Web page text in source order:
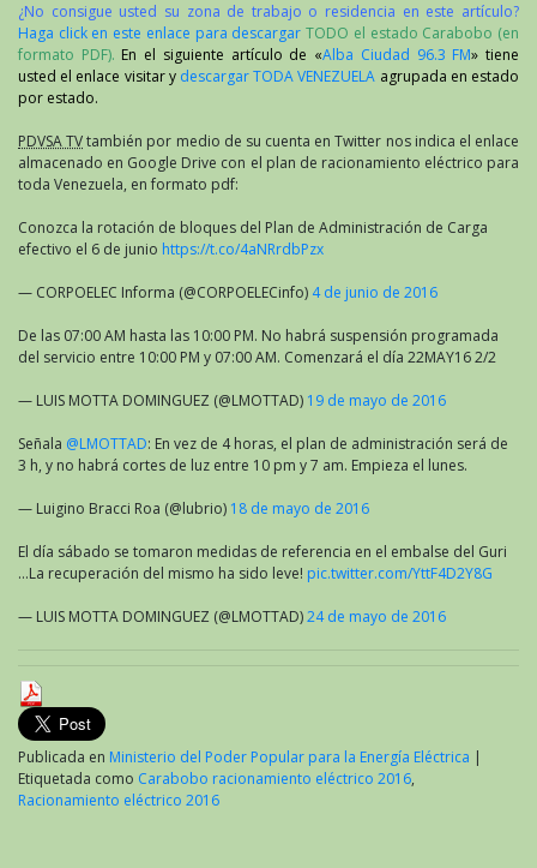
¿No consigue usted su zona de trabajo o residencia en este artículo?
Haga click en este enlace para descargar TODO el estado Carabobo (en
formato PDF). En el siguiente artículo de «Alba Ciudad 96.3 FM» tiene
usted el enlace visitar y descargar TODA VENEZUELA agrupada en estado
por estado.
PDVSA TVtambién por medio de su cuenta en Twitter nos indica el enlace
almacenado en Google Drive con el plan de racionamiento eléctrico para
toda Venezuela, en formato pdf:
Conozca la rotación de bloques del Plan de Administración de Carga
efectivo el 6 de junio https://t.co/4aNRrdbPzx
— CORPOELEC Informa (@CORPOELECinfo) 4 de junio de 2016
De las 07:00 AM hasta las 10:00 PM. No habrá suspensión programada
del servicio entre 10:00 PM y 07:00 AM. Comenzará el día 22MAY16 2/2
— LUIS MOTTA DOMINGUEZ (@LMOTTAD) 19 de mayo de 2016
Señala @LMOTTAD: En vez de 4 horas, el plan de administración será de
3 h, y no habrá cortes de luz entre 10 pm y 7 am. Empieza el lunes.
— Luigino Bracci Roa (@lubrio) 18 de mayo de 2016
El día sábado se tomaron medidas de referencia en el embalse del Guri
…La recuperación del mismo ha sido leve! pic.twitter.com/YttF4D2Y8G
— LUIS MOTTA DOMINGUEZ (@LMOTTAD)24 de mayo de 2016
Publicada en Ministerio del Poder Popular para la Energía Eléctrica |
Etiquetada como Carabobo racionamiento eléctrico 2016,
Racionamiento eléctrico 2016